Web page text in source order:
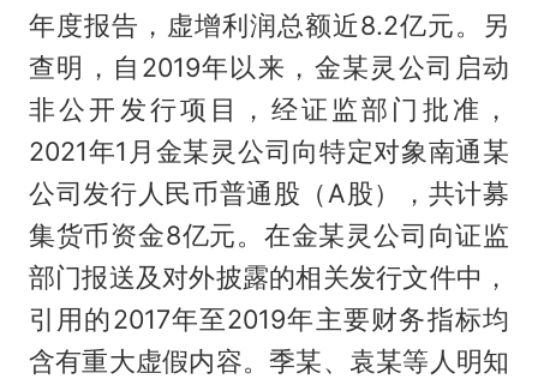
年度报告，虚增利润总额近8.2亿元。另
查明，自2019年以来，金某灵公司启动
非公开发行项目，经证监部门批准，
2021年1月金某灵公司向特定对象南通某
公司发行人民币普通股（A股），共计募
集货币资金8亿元。在金某灵公司向证监
部门报送及对外披露的相关发行文件中，
引用的2017年至2019年主要财务指标均
含有重大虚假内容。季某、袁某等人明知